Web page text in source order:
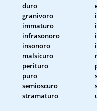
duro
granivoro
immaturo
infrasonoro
insonoro
malsicuro
perituro
puro
semioscuro
stramaturo